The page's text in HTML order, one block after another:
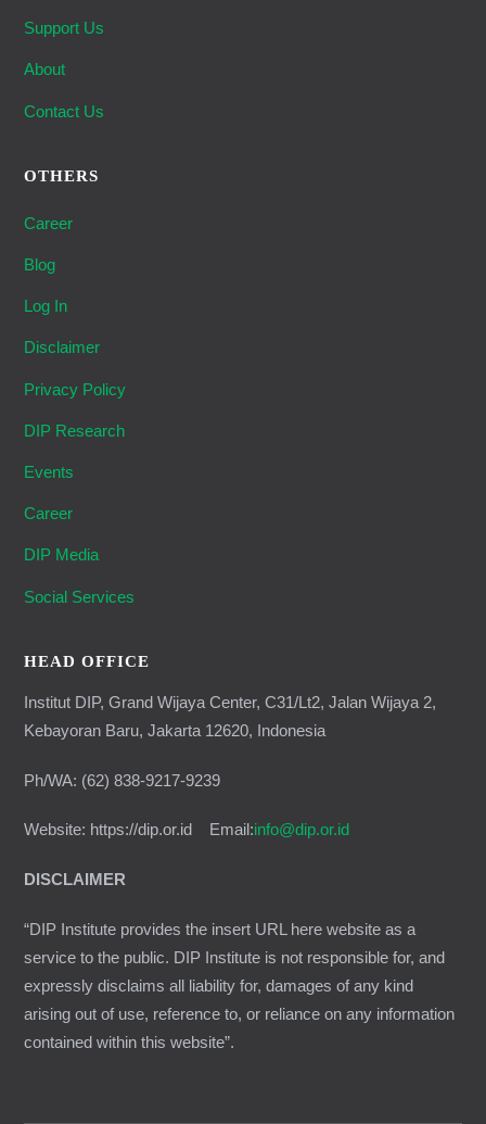
Support Us
About
Contact Us
OTHERS
Career
Blog
Log In
Disclaimer
Privacy Policy
DIP Research
Events
Career
DIP Media
Social Services
HEAD OFFICE
Institut DIP, Grand Wijaya Center, C31/Lt2, Jalan Wijaya 2,
Kebayoran Baru, Jakarta 12620, Indonesia
Ph/WA: (62) 838-9217-9239
Website: https://dip.or.id Email:info@dip.or.id
DISCLAIMER
“DIP Institute provides the insert URL here website as a
service to the public. DIP Institute is not responsible for, and
expressly disclaims all liability for, damages of any kind
arising out of use, reference to, or reliance on any information
contained within this website”.